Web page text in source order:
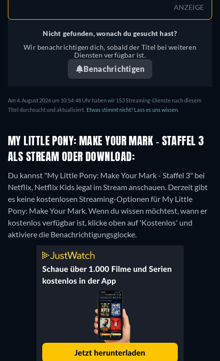
ANZEIGE
Nicht gefunden, wonach du gesucht hast?
Wir benachrichtigen dich, sobald der Titel bei weiteren
Diensten verfügbar ist.
Benachrichtigen
Am 4. August 2026 um 10:54:48 Uhr haben wir 153 Streaming-Dienste nach diesem
Titel durchsucht und aktualisiert. Etwas stimmt nicht? Lass es uns wissen.
MY LITTLE PONY: MAKE YOUR MARK - STAFFEL 3
ALS STREAM ODER DOWNLOAD:
Du kannst "My Little Pony: Make Your Mark - Staffel 3" bei
Netflix, Netflix Kids legal im Stream anschauen. Derzeit gibt
es keine kostenlosen Streaming-Optionen für My Little
Pony: Make Your Mark. Wenn du wissen möchtest, wann er
kostenlos verfügbar ist, klicke oben auf 'Kostenlos' und
aktiviere die Benachrichtigungsglocke.